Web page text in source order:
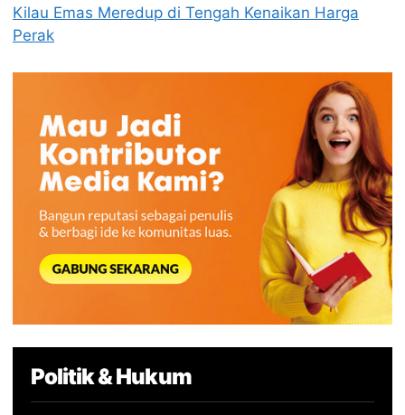
Kilau Emas Meredup di Tengah Kenaikan Harga
Perak
Politik & Hukum